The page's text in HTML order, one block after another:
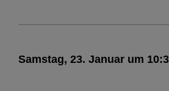
Samstag, 23. Januar um